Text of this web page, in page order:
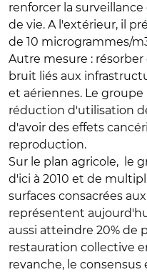
renforcer la
de vie. A l'extérieur, il
de 10 microgrammes/
Autre mesure :
bruit liés aux
et aériennes. Le
réduction d'utilisation
d'avoir des effets
reproduction.
Sur le plan agricole, le
d'ici à 2010 et de
surfaces consacrées
représentent
aussi atteindre 20% de
restauration collective
revanche, le